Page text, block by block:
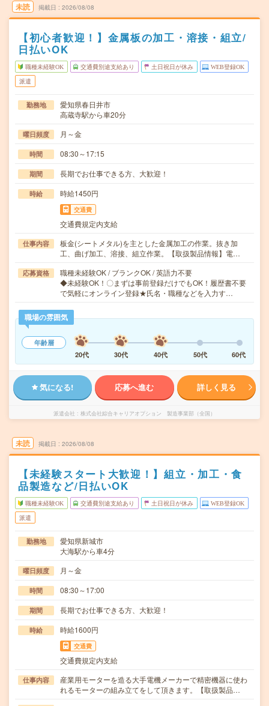
未読 掲載日 2026/08/08
【初心者歓迎！】金属板の加工・溶接・組立/
日払いOK
職種未経験OK 交通費別途支給あり 土日祝日が休み WEB登録OK
派遣
勤務地
愛知県春日井市
高蔵寺駅から車20分
曜日頻度 月～金
時間 08:30～17:15
期間 長期でお仕事できる方、大歓迎！
時給 時給1450円
交通費
交通費規定内支給
仕事内容
板金(シートメタル)を主とした金属加工の作業。抜き加
工、曲げ加工、溶接、組立作業。【取扱製品情報】電…
応募資格
職種未経験OK / ブランクOK / 英語力不要
◆未経験OK！〇まずは事前登録だけでもOK！履歴書不要
で気軽にオンライン登録★氏名・職種などを入力す…
職場の雰囲気
年齢層
20代
30代 40代 50代 60代
気になる! 応募へ進む 詳しく見る
派遣会社 株式会社綜合キャリアオプション 製造事業部（全国）
未読 掲載日 2026/08/08
【未経験スタート大歓迎！】組立・加工・食
品製造など/日払いOK
職種未経験OK 交通費別途支給あり 土日祝日が休み WEB登録OK
派遣
勤務地
愛知県新城市
大海駅から車4分
曜日頻度 月～金
時間 08:30～17:00
期間 長期でお仕事できる方、大歓迎！
時給 時給1600円
交通費
交通費規定内支給
仕事内容
産業用モーターを造る大手電機メーカーで精密機器に使わ
れるモーターの組み立てをして頂きます。【取扱製品…